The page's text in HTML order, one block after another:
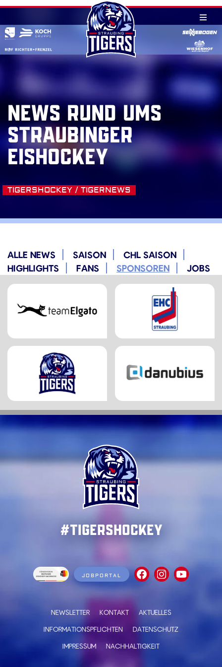
Skip
content
NEWS RUND UMS
STRAUBINGER
EISHOCKEY
TIGERSHOCKEY / TIGERNEWS
ALLE NEWS SAISON
CHL SAISON
HIGHLIGHTS
FANS SPONSOREN JOBS
#TigersHockey
JOBPORTAL
NEWSLETTER KONTAKT
AKTUELLES
INFORMATIONSPFLICHTEN
DATENSCHUTZ
IMPRESSUM
NACHHALTIGKEIT